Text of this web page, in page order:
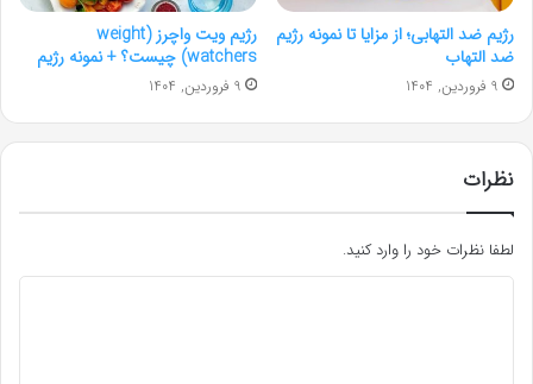
رژیم ضد التهابی؛ از مزایا تا نمونه رژیم
ضد التهاب
9 فروردین, 1404
رژیم ویت واچرز (weight
watchers) چیست؟ + نمونه رژیم
9 فروردین, 1404
نظرات
لطفا نظرات خود را وارد کنید.